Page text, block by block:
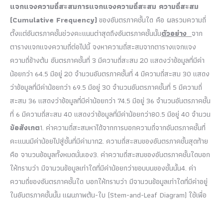
แจกแจงความถี่สะสมการแจกแจงความถี่สะสม ความถี่สะสม
(Cumulative Frequency) ของอันตรภาคชั้นใด คือ ผลรวมความถี่
ตั้งแต่อันตรภาคชั้นช่วงคะแนนต่าสุดถึงอันตรภาคชั้นนั้นตัวอย่างจาก
ตารางแจกแจงความถี่ต่อไปนี้ จงหาความถี่สะสมจากตารางแจกแจง
ความถี่ข้างต้น อันตรภาคชั้นที่ 3 มีความถี่สะสม 20 แสดงว่าข้อมูลที่มีค่า
น้อยกว่า 64.5 มีอยู่ 20 จำนวนอันตรภาคชั้นที่ 4 มีความถี่สะสม 30 แสดง
ว่าข้อมูลที่มีค่าน้อยกว่า 69.5 มีอยู่ 30 จำนวนอันตรภาคชั้นที่ 5 มีความถี่
สะสม 36 แสดงว่าข้อมูลที่มีค่าน้อยกว่า 74.5 มีอยู่ 36 จำนวนอันตรภาคชั้น
ที่ 6 มีความถี่สะสม 40 แสดงว่าข้อมูลที่มีค่าน้อยกว่า80.5 มีอยู่ 40 จำนวน
ข้อสังเกต1. ค่าความถี่สะสมหาได้จากการบอกความถี่จากอันตรภาคชั้นที่
คะแนนมีค่าน้อยไปสู่ชั้นที่มีค่ามาก2. ความถี่สะสมของอันตรภาคชั้นสุดท้าย
คือ จานวนข้อมูลทั้งหมดนั่นเอง3. ค่าความถี่สะสมของอันตรภาคชั้นใดบอก
ให้ทราบว่า มีจานวนข้อมูลเท่าใดที่มีค่าน้อยกว่าขอบบนของชั้นนั้น4. ค่า
ความถี่ของอันตรภาคชั้นใด บอกให้ทราบว่า มีจานวนข้อมูลเท่าใดที่มีค่าอยู่
ในอันตรภาคชั้นนั้น แผนภาพต้น-ใบ (Stem-and-Leaf Diagram) ใช้เพื่อ